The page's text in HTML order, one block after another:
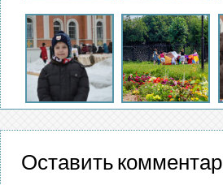
Оставить